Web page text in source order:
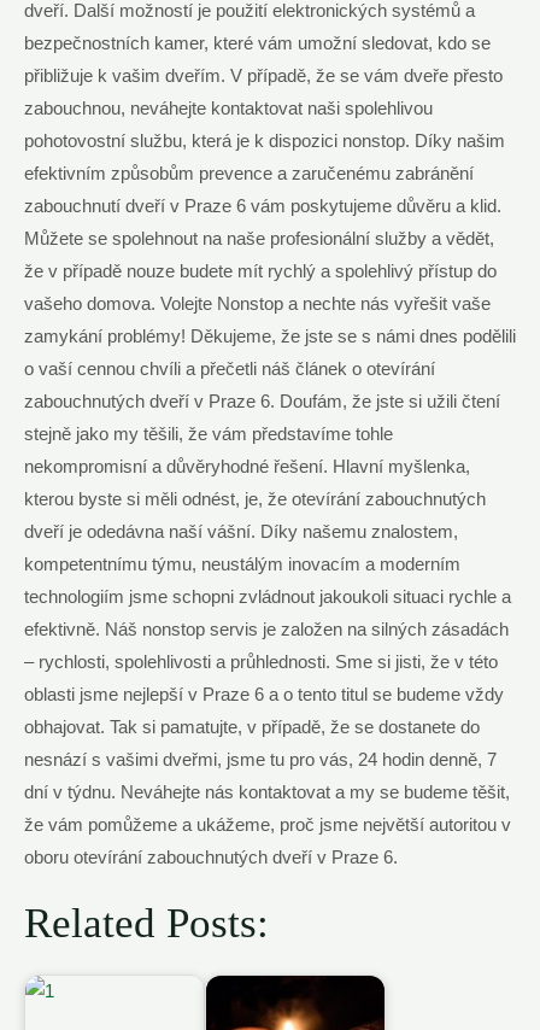
dveří. Další možností je použití elektronických systémů a
bezpečnostních kamer, které vám umožní sledovat, kdo se
přibližuje k vašim dveřím. V případě, že se vám dveře přesto
zabouchnou, neváhejte kontaktovat naši spolehlivou
pohotovostní službu, která je k dispozici nonstop. Díky našim
efektivním způsobům prevence a zaručenému zabránění
zabouchnutí dveří v Praze 6 vám poskytujeme důvěru a klid.
Můžete se spolehnout na naše profesionální služby a vědět,
že v případě nouze budete mít rychlý a spolehlivý přístup do
vašeho domova. Volejte Nonstop a nechte nás vyřešit vaše
zamykání problémy! Děkujeme, že jste se s námi dnes podělili
o vaší cennou chvíli a přečetli náš článek o otevírání
zabouchnutých dveří v Praze 6. Doufám, že jste si užili čtení
stejně jako my těšili, že vám představíme tohle
nekompromisní a důvěryhodné řešení. Hlavní myšlenka,
kterou byste si měli odnést, je, že otevírání zabouchnutých
dveří je odedávna naší vášní. Díky našemu znalostem,
kompetentnímu týmu, neustálým inovacím a moderním
technologiím jsme schopni zvládnout jakoukoli situaci rychle a
efektivně. Náš nonstop servis je založen na silných zásadách
– rychlosti, spolehlivosti a průhlednosti. Sme si jisti, že v této
oblasti jsme nejlepší v Praze 6 a o tento titul se budeme vždy
obhajovat. Tak si pamatujte, v případě, že se dostanete do
nesnází s vašimi dveřmi, jsme tu pro vás, 24 hodin denně, 7
dní v týdnu. Neváhejte nás kontaktovat a my se budeme těšit,
že vám pomůžeme a ukážeme, proč jsme největší autoritou v
oboru otevírání zabouchnutých dveří v Praze 6.
Related Posts: